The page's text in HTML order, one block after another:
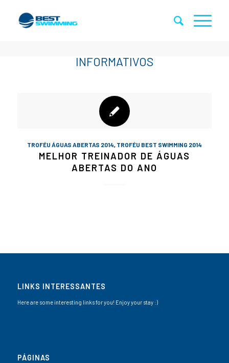
TROFÉU ÁGUAS ABERTAS 2014, TROFÉU BEST SWIMMING 2014
MELHOR TREINADOR DE ÁGUAS
ABERTAS DO ANO
LINKS INTERESSANTES
Here are some interesting links for you! Enjoy your stay :)
PÁGINAS